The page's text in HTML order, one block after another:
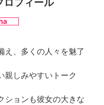
え、多くの人々を魅了
親しみやすいトーク
ションも彼女の大きな